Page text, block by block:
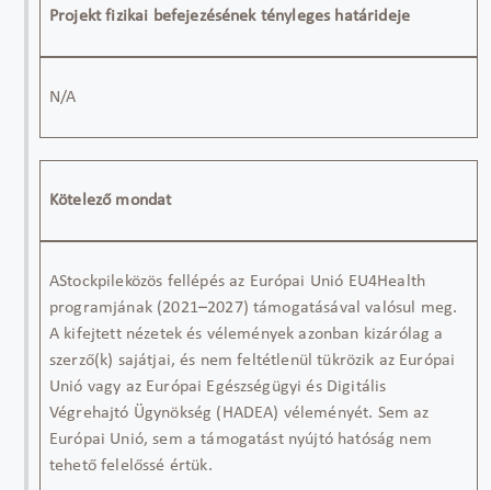
Projekt fizikai befejezésének tényleges határideje
N/A
Kötelező mondat
AStockpile közös fellépés az Európai Unió EU4Health
programjának (2021–2027) támogatásával valósul meg.
A kifejtett nézetek és vélemények azonban kizárólag a
szerző(k) sajátjai, és nem feltétlenül tükrözik az Európai
Unió vagy az Európai Egészségügyi és Digitális
Végrehajtó Ügynökség (HADEA) véleményét. Sem az
Európai Unió, sem a támogatást nyújtó hatóság nem
tehető felelőssé értük.